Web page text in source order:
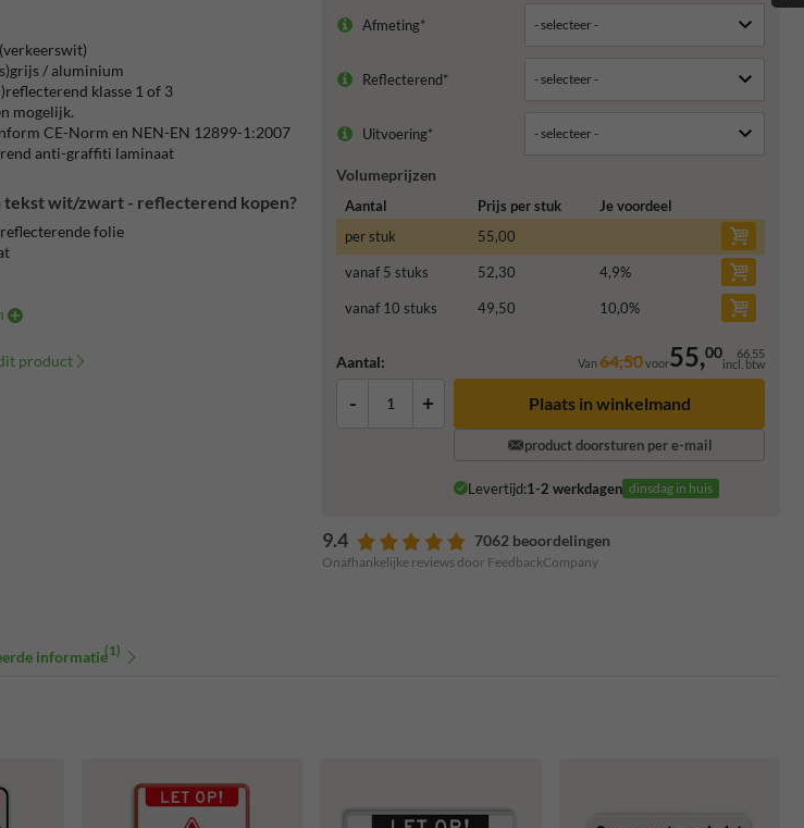
Afmeting*
Reflecterend*
Uitvoering*
Volumeprijzen
Aantal Prijs per stuk
Je voordeel
per stuk
55,00
vanaf 5 stuks 52,30 4,9%
vanaf 10 stuks 49,50 10,0%
Aantal: Van64,50voor55,00 66,55
incl. btw
- + Plaats in winkelmand
product doorsturen per e-mail
Levertijd:1-2 werkdagen dinsdag in huis
9.4 7062 beoordelingen
Onafhankelijke reviews door FeedbackCompany
/ aluminium
klasse 1 of 3
mogelijk.
CE-Norm en NEN-EN 12899-1:2007
anti-graffiti laminaat
tekst wit/zwart - reflecterend kopen?
folie
product
informatie(1)